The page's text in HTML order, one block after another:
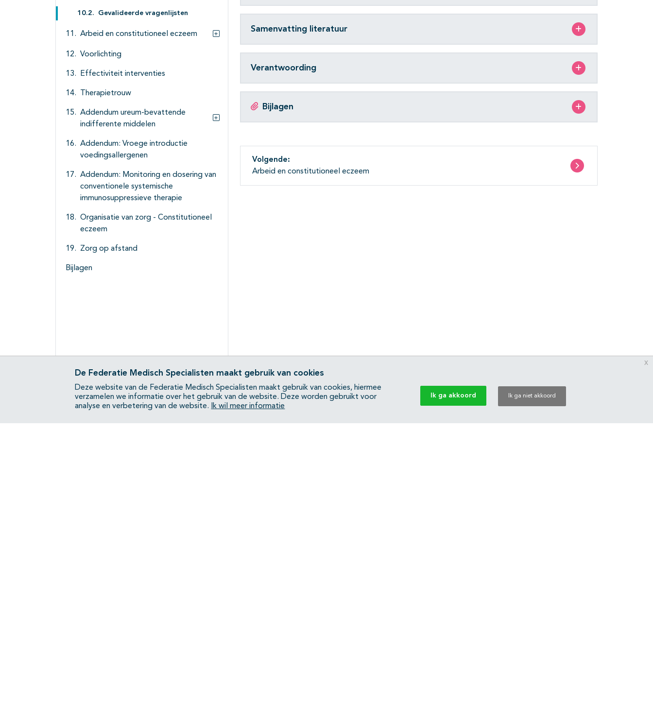
Gevalideerde vragenlijsten
Arbeid en constitutioneel eczeem
Subpagina's open- en dichtklappen
Voorlichting
Effectiviteit interventies
Therapietrouw
Addendum ureum-bevattende
indifferente middelen
Addendum: Vroege introductie
voedingsallergenen
Addendum: Monitoring en dosering van
conventionele systemische
immunosuppressieve therapie
Organisatie van zorg - Constitutioneel
eczeem
Zorg op afstand
Bijlagen
Samenvatting literatuur
Verantwoording
Bijlagen
Volgende:
Arbeid en constitutioneel eczeem
De Federatie Medisch Specialisten maakt gebruik van cookies
Deze website van de Federatie Medisch Specialisten maakt gebruik van cookies, hiermee
verzamelen we informatie over het gebruik van de website. Deze worden gebruikt voor
analyse en verbetering van de website.
Ik wil meer informatie
Ik ga akkoord Ik ga niet akkoord
x